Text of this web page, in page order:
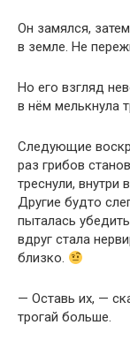
Он замялся,
в земле. Не
Но его взгляд
в нём мелькнула
Следующие
раз грибов
треснули, внутри
Другие будто
пыталась
вдруг стала
близко.
— Оставь их, —
трогай больше.